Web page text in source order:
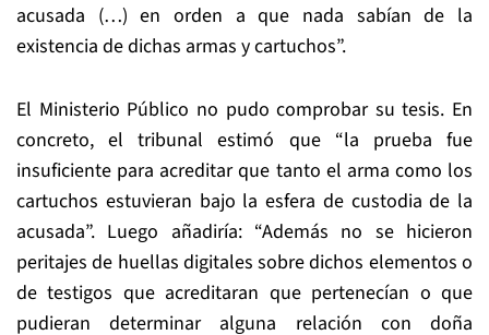
acusada (…) en orden a que nada sabían de la
existencia de dichas armas y cartuchos”.
El Ministerio Público no pudo comprobar su tesis. En
concreto, el tribunal estimó que “la prueba fue
insuficiente para acreditar que tanto el arma como los
cartuchos estuvieran bajo la esfera de custodia de la
acusada”. Luego añadiría: “Además no se hicieron
peritajes de huellas digitales sobre dichos elementos o
de testigos que acreditaran que pertenecían o que
pudieran determinar alguna relación con doña